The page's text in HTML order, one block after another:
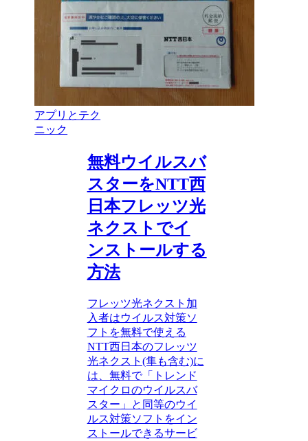
アプリとテク
ニック
無料ウイルスバ
スターをNTT西
日本フレッツ光
ネクストでイ
ンストールする
方法
フレッツ光ネクスト加
入者はウイルス対策ソ
フトを無料で使える
NTT西日本のフレッツ
光ネクスト(隼も含む)に
は、無料で「トレンド
マイクロのウイルスバ
スター」と同等のウイ
ルス対策ソフトをイン
ストールできるサービ